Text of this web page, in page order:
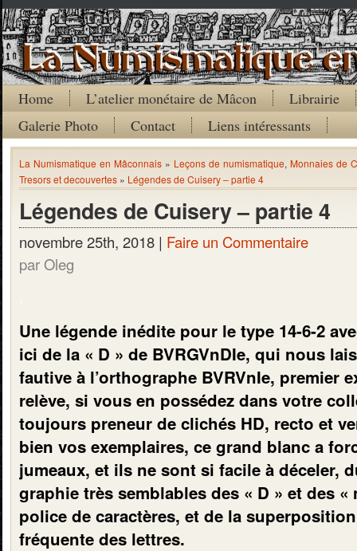
Home L’atelier monétaire de Mâcon
Librairie
Galerie Photo
Contact Liens intéressants
La Numismatique en Mâconnais » Leçons de numismatique, Monnaies de
Tresors et decouvertes » Légendes de Cuisery – partie 4
Légendes de Cuisery – partie 4
novembre 25th, 2018 | Faire un Commentaire
par Oleg
Une légende inédite pour le type 14-6-2
ici de la « D » de BVRGVnDIe, qui nous
fautive à l’orthographe BVRVnIe, premier
relève, si vous en possédez dans votre
toujours preneur de clichés HD, recto et
bien vos exemplaires, ce grand blanc a
jumeaux, et ils ne sont si facile à déceler,
graphie très semblables des « D » et des «
police de caractères, et de la
fréquente des lettres.